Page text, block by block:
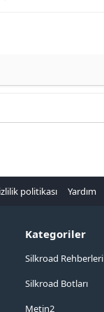
politikası Yardım
Kategoriler
Silkroad Rehberleri
Silkroad Botları
Metin2